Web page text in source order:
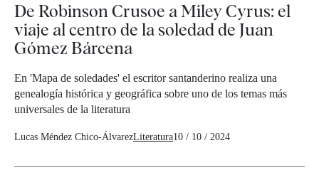
De Robinson Crusoe a Miley Cyrus: el
viaje al centro de la soledad de Juan
Gómez Bárcena
En 'Mapa de soledades' el escritor santanderino realiza una
genealogía histórica y geográfica sobre uno de los temas más
universales de la literatura
Lucas Méndez Chico-ÁlvarezLiteratura10 / 10 / 2024